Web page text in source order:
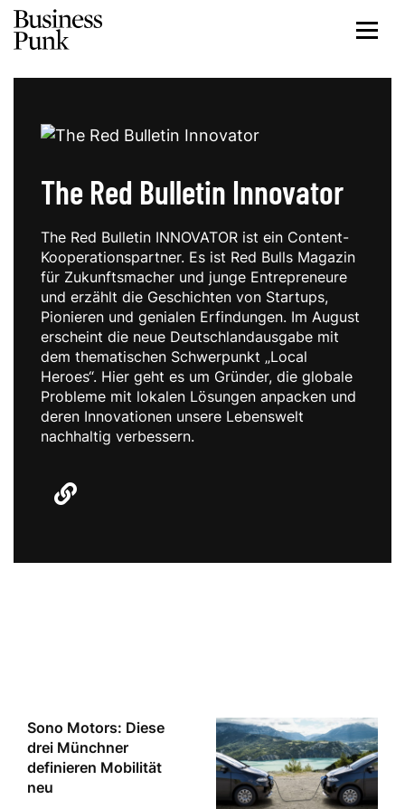
The Red Bulletin Innovator
The Red Bulletin INNOVATOR ist ein Content-
Kooperationspartner. Es ist Red Bulls Magazin
für Zukunftsmacher und junge Entrepreneure
und erzählt die Geschichten von Startups,
Pionieren und genialen Erfindungen. Im August
erscheint die neue Deutschlandausgabe mit
dem thematischen Schwerpunkt „Local
Heroes“. Hier geht es um Gründer, die globale
Probleme mit lokalen Lösungen anpacken und
deren Innovationen unsere Lebenswelt
nachhaltig verbessern.
Sono Motors: Diese
drei Münchner
definieren Mobilität
neu